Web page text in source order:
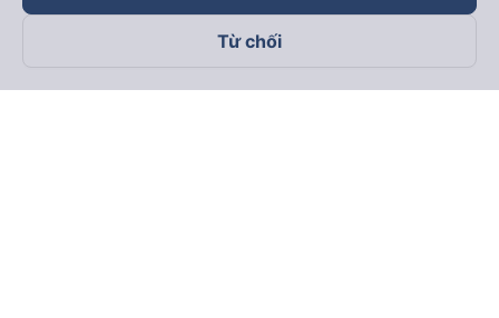
Theo dõi chúng tôi trên
Từ chối